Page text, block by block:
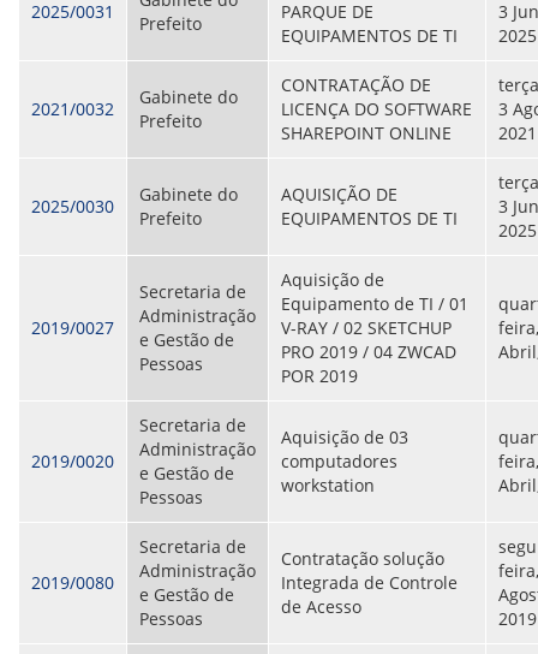
PORTARIAS
RESOLUÇÕES
DIVERSOS
ATAS E RESOLUÇÕES DO CONSELHO FISCAL
ATAS DO CONSADE
CHAMAMENTOS PÚBLICOS
TRANSPARÊNCIA
2025/0031
Prefeito
PARQUE DE
EQUIPAMENTOS DE TI
3
2025
2021/0032
Gabinete do
Prefeito
CONTRATAÇÃO DE
LICENÇA DO SOFTWARE
SHAREPOINT ONLINE
3
2021
2025/0030
Gabinete do
Prefeito
AQUISIÇÃO DE
EQUIPAMENTOS DE TI
3
2025
2019/0027
Secretaria de
Administração
e Gestão de
Pessoas
Aquisição de
Equipamento de TI / 01
V-RAY / 02 SKETCHUP
PRO 2019 / 04 ZWCAD
POR 2019
2019/0020
Secretaria de
Administração
e Gestão de
Pessoas
Aquisição de 03
computadores
workstation
2019/0080
Secretaria de
Administração
e Gestão de
Pessoas
Contratação solução
Integrada de Controle
de Acesso
2019